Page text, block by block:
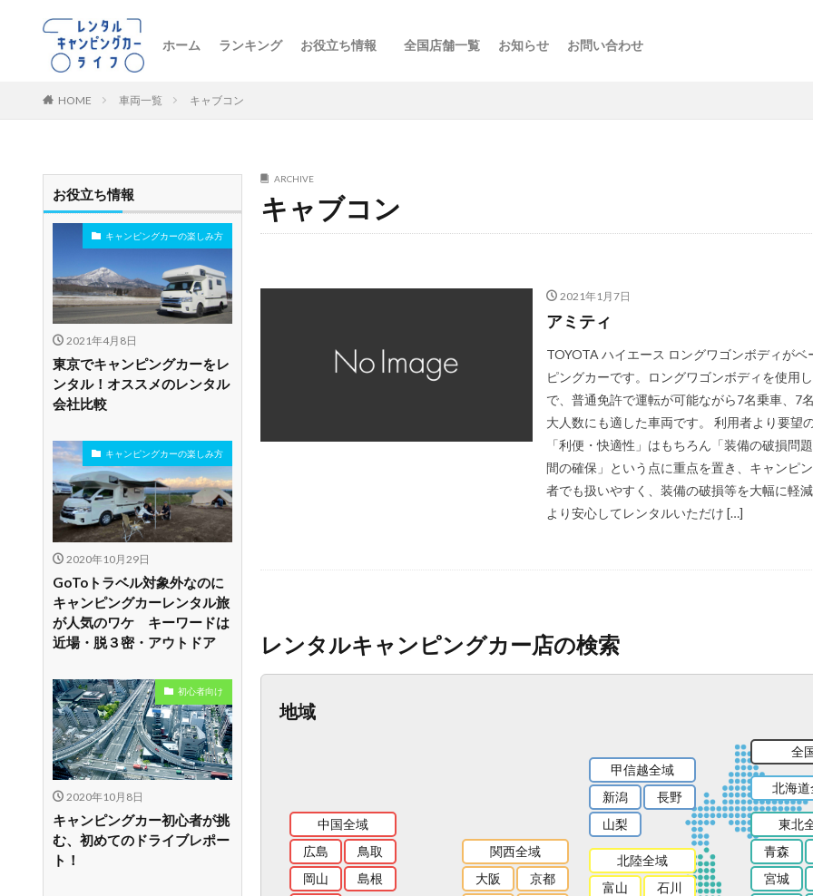
ホーム ランキング お役立ち情報 全国店舗一覧 お知らせ お問い合わせ
HOME 車両一覧 キャブコン
ARCHIVE
キャブコン
2021年1月7日
アミティ
TOYOTA ハイエース ロングワゴンボディがベ
ピングカーです。ロングワゴンボディを使用
で、普通免許で運転が可能ながら7名乗車、7
大人数にも適した車両です。 利用者より要望
「利便・快適性」はもちろん「装備の破損問
間の確保」という点に重点を置き、キャンピ
者でも扱いやすく、装備の破損等を大幅に軽減
より安心してレンタルいただけ […]
レンタルキャンピングカー店の検索
地域
全
北海
東北
青森
宮城
甲信越全域
新潟
長野
山梨
北陸全域
富山
石川
関西全域
大阪
京都
中国全域
広島
鳥取
岡山
島根
お役立ち情報
キャンピングカーの楽しみ方
2021年4月8日
東京でキャンピングカーをレ
ンタル！オススメのレンタル
会社比較
キャンピングカーの楽しみ方
2020年10月29日
GoToトラベル対象外なのに
キャンピングカーレンタル旅
が人気のワケ キーワードは
近場・脱３密・アウトドア
初心者向け
2020年10月8日
キャンピングカー初心者が挑
む、初めてのドライブレポー
ト！